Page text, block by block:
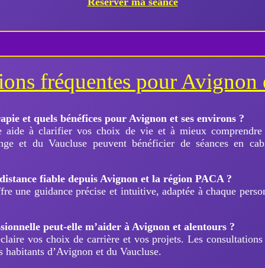
fréquentes pour Avignon
et quels bénéfices pour Avignon et ses environs ?
aide à clarifier vos choix de vie et à mieux comprendre
et du Vaucluse peuvent bénéficier de séances en
fiable depuis Avignon et la région PACA ?
une guidance précise et intuitive, adaptée à chaque
peut-elle m’aider à Avignon et alentours ?
vos choix de carrière et vos projets. Les
d’Avignon et du Vaucluse.